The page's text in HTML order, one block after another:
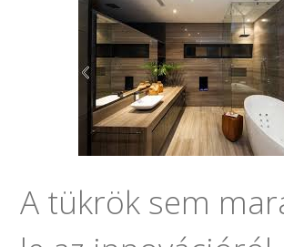
A tükrök sem